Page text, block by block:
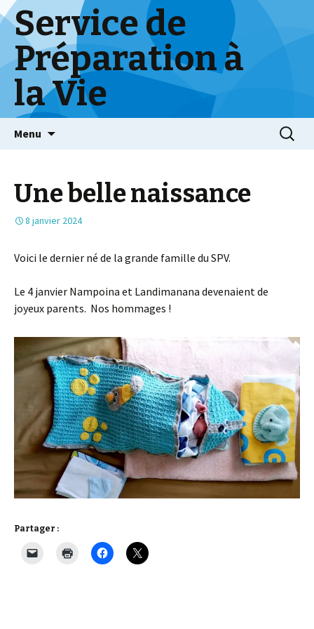
Service de
Préparation à
la Vie
Menu
Une belle naissance
8 janvier 2024
Voici le dernier né de la grande famille du SPV.
Le 4 janvier Nampoina et Landimanana devenaient de
joyeux parents. Nos hommages !
Partager :